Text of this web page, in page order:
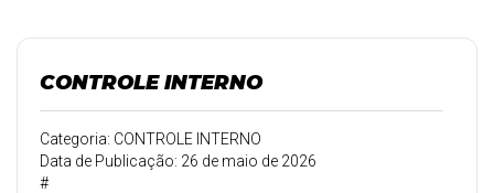
durante os jogos da Seleção Brasileira de Futebol na
Copa do Mundo da FIFA
2026.
CONTROLE INTERNO
Categoria: CONTROLE INTERNO
Data de Publicação: 26 de maio de 2026
#